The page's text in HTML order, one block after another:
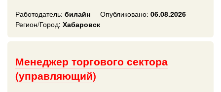
Работодатель: билайн Опубликовано: 06.08.2026
Регион/Город: Хабаровск
Менеджер торгового сектора
(управляющий)